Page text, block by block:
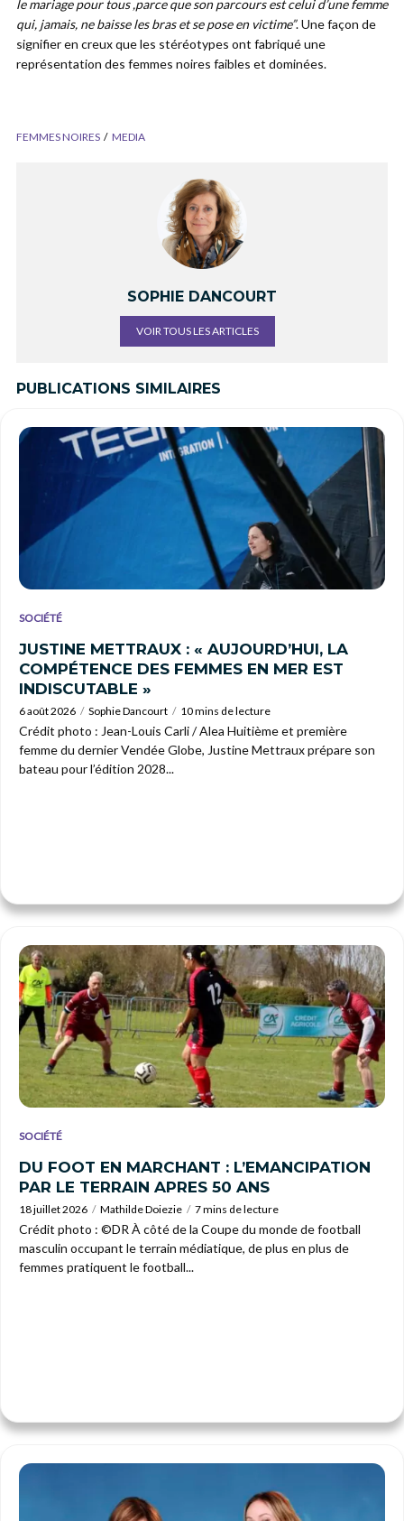
le mariage pour tous ,parce que son parcours est celui d’une femme
qui, jamais, ne baisse les bras et se pose en victime”. Une façon de
signifier en creux que les stéréotypes ont fabriqué une
représentation des femmes noires faibles et dominées.
FEMMES NOIRES MEDIA
SOPHIE DANCOURT
VOIR TOUS LES ARTICLES
PUBLICATIONS SIMILAIRES
SOCIÉTÉ
JUSTINE METTRAUX : « AUJOURD’HUI, LA
COMPÉTENCE DES FEMMES EN MER EST
INDISCUTABLE »
6 août 2026 Sophie Dancourt 10 mins de lecture
Crédit photo : Jean-Louis Carli / Alea Huitième et première
femme du dernier Vendée Globe, Justine Mettraux prépare son
bateau pour l’édition 2028...
SOCIÉTÉ
DU FOOT EN MARCHANT : L’EMANCIPATION
PAR LE TERRAIN APRES 50 ANS
18 juillet 2026 Mathilde Doiezie 7 mins de lecture
Crédit photo : ©DR À côté de la Coupe du monde de football
masculin occupant le terrain médiatique, de plus en plus de
femmes pratiquent le football...